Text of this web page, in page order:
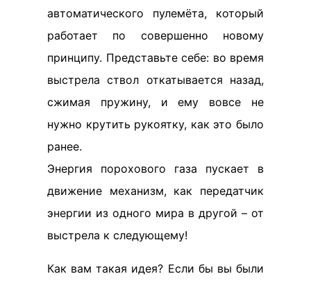
автоматического пулемёта, который
работает по совершенно новому
принципу. Представьте себе: во время
выстрела ствол откатывается назад,
сжимая пружину, и ему вовсе не
нужно крутить рукоятку, как это было
ранее.
Энергия пороховогo газа пускает в
движение механизм, как передатчик
энергии из одного мира в другой – от
выстрела к следующему!
Как вам такая идея? Если бы вы были